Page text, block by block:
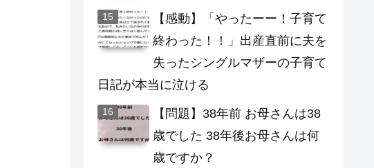
【感動】「やったーー！子育て
終わった！！」出産直前に夫を
失ったシングルマザーの子育て
日記が本当に泣ける
【問題】38年前 お母さんは38
歳でした 38年後お母さんは何
歳ですか？